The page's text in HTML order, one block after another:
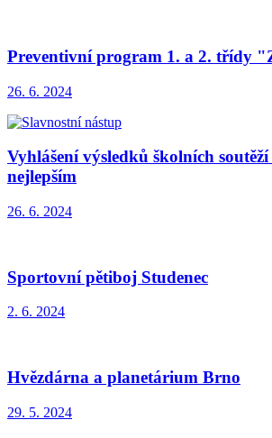
Preventivní program 1. a 2. třídy
26. 6. 2024
Vyhlášení výsledků školních
nejlepším
26. 6. 2024
Sportovní pětiboj Studenec
2. 6. 2024
Hvězdárna a planetárium Brno
29. 5. 2024